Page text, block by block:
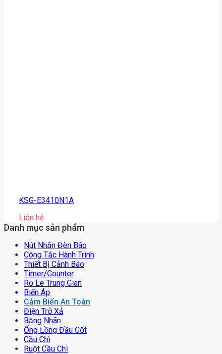
KSG-E3410N1A
Liên hệ
Danh mục sản phẩm
Nút Nhấn Đèn Báo
Công Tắc Hành Trình
Thiết Bị Cảnh Báo
Timer/counter
Rơ Le Trung Gian
Biến Áp
Cảm Biến An Toàn
Điện Trở Xả
Băng Nhãn
Ống Lồng Đầu Cốt
Cầu Chì
Ruột Cầu Chì